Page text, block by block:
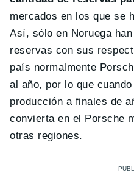
mercados en los que se
Así, sólo en Noruega
reservas con sus
país normalmente
al año, por lo que
producción a finales de
convierta en el Porsche
otras regiones.